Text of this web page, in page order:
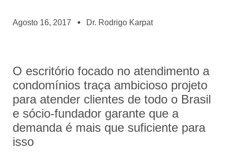
Agosto 16, 2017 Dr. Rodrigo Karpat
O escritório focado no atendimento a
condomínios traça ambicioso projeto
para atender clientes de todo o Brasil
e sócio-fundador garante que a
demanda é mais que suficiente para
isso